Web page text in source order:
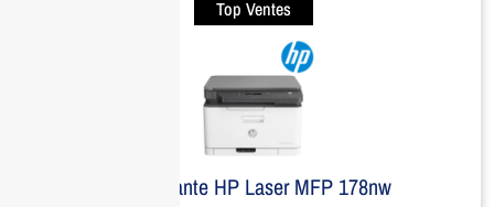
Top Ventes
Imprimante HP Laser MFP 178nw